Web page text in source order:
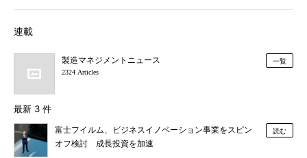
連載
製造マネジメントニュース
2324 Articles
一覧
最新 3 件
富士フイルム、ビジネスイノベーション事業をスピン
オフ検討 成長投資を加速
読む